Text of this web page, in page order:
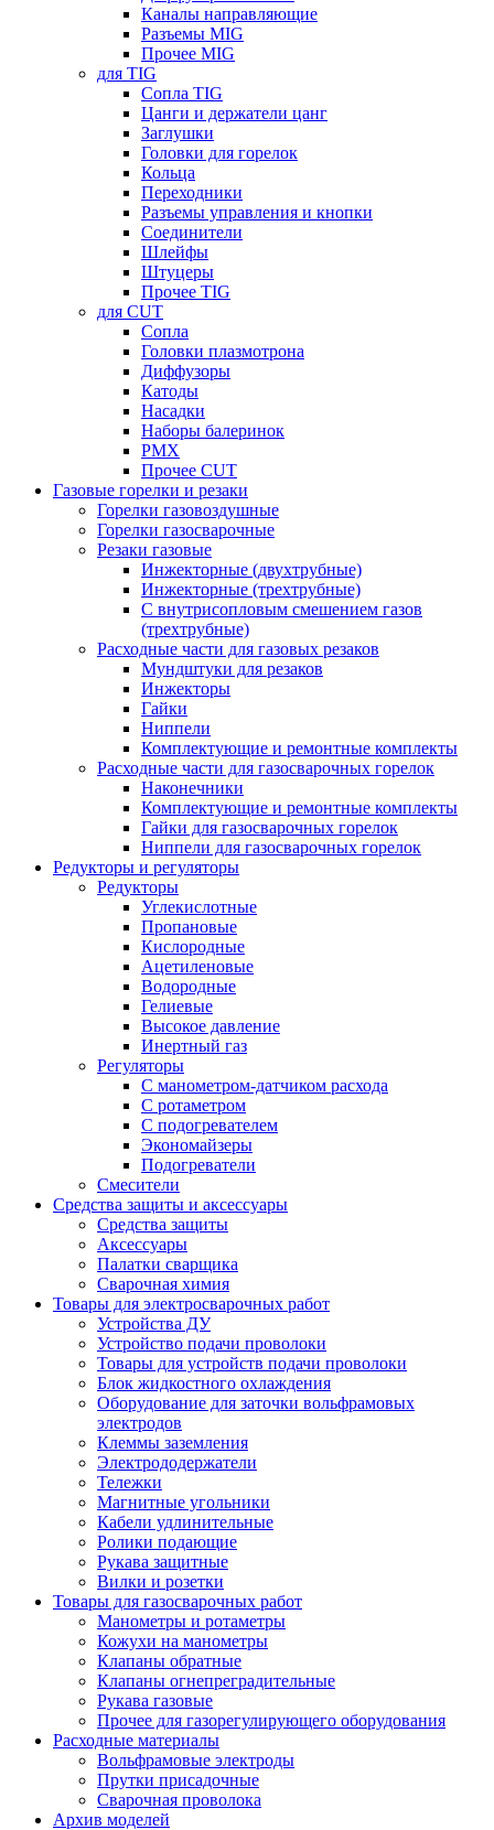
Каналы направляющие
Разъемы MIG
Прочее MIG
для TIG
Сопла TIG
Цанги и держатели цанг
Заглушки
Головки для горелок
Кольца
Переходники
Разъемы управления и кнопки
Соединители
Шлейфы
Штуцеры
Прочее TIG
для CUT
Сопла
Головки плазмотрона
Диффузоры
Катоды
Насадки
Наборы балеринок
PMX
Прочее CUT
Газовые горелки и резаки
Горелки газовоздушные
Горелки газосварочные
Резаки газовые
Инжекторные (двухтрубные)
Инжекторные (трехтрубные)
С внутрисопловым смешением газов
(трехтрубные)
Расходные части для газовых резаков
Мундштуки для резаков
Инжекторы
Гайки
Ниппели
Комплектующие и ремонтные комплекты
Расходные части для газосварочных горелок
Наконечники
Комплектующие и ремонтные комплекты
Гайки для газосварочных горелок
Ниппели для газосварочных горелок
Редукторы и регуляторы
Редукторы
Углекислотные
Пропановые
Кислородные
Ацетиленовые
Водородные
Гелиевые
Высокое давление
Инертный газ
Регуляторы
С манометром-датчиком расхода
С ротаметром
С подогревателем
Экономайзеры
Подогреватели
Смесители
Средства защиты и аксессуары
Средства защиты
Аксессуары
Палатки сварщика
Сварочная химия
Товары для электросварочных работ
Устройства ДУ
Устройство подачи проволоки
Товары для устройств подачи проволоки
Блок жидкостного охлаждения
Оборудование для заточки вольфрамовых
электродов
Клеммы заземления
Электрододержатели
Тележки
Магнитные угольники
Кабели удлинительные
Ролики подающие
Рукава защитные
Вилки и розетки
Товары для газосварочных работ
Манометры и ротаметры
Кожухи на манометры
Клапаны обратные
Клапаны огнепреградительные
Рукава газовые
Прочее для газорегулирующего оборудования
Расходные материалы
Вольфрамовые электроды
Прутки присадочные
Сварочная проволока
Архив моделей